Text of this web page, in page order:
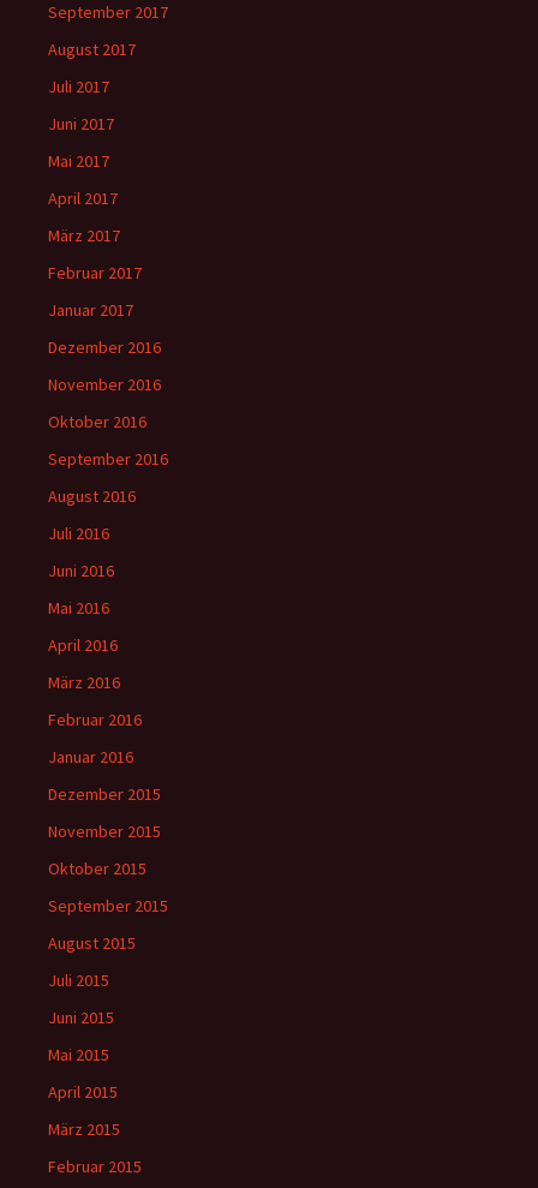
September 2017
August 2017
Juli 2017
Juni 2017
Mai 2017
April 2017
März 2017
Februar 2017
Januar 2017
Dezember 2016
November 2016
Oktober 2016
September 2016
August 2016
Juli 2016
Juni 2016
Mai 2016
April 2016
März 2016
Februar 2016
Januar 2016
Dezember 2015
November 2015
Oktober 2015
September 2015
August 2015
Juli 2015
Juni 2015
Mai 2015
April 2015
März 2015
Februar 2015